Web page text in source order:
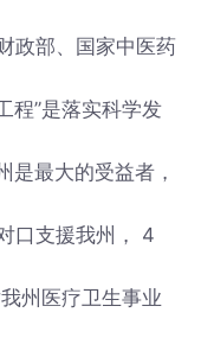
政部、国家中医药
程”是落实科学发
是最大的受益者，
口支援我州， 4
州医疗卫生事业